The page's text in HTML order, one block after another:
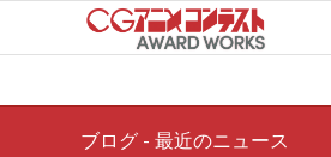
ブログ - 最近のニュース